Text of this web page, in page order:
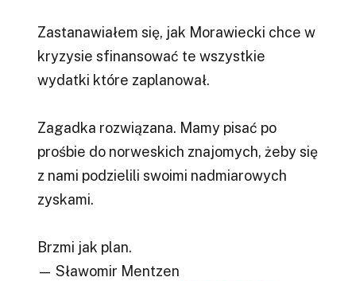
Zastanawiałem się, jak Morawiecki chce w
kryzysie sfinansować te wszystkie
wydatki które zaplanował.
Zagadka rozwiązana. Mamy pisać po
prośbie do norweskich znajomych, żeby się
z nami podzielili swoimi nadmiarowych
zyskami.
Brzmi jak plan.
— Sławomir Mentzen